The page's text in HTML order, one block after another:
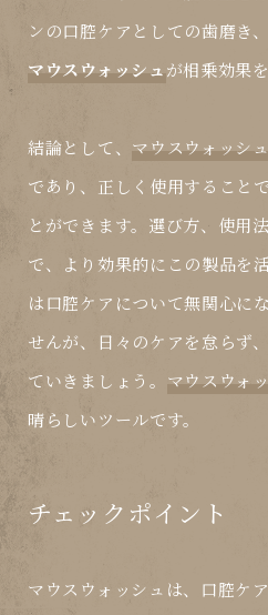
ンの口腔ケアとしての歯磨き
マウスウォッシュが相乗効果
結論として、 マウスウォッシュ
であり、正しく使用すること
とができます。選び方、使用
で、より効果的にこの製品を
は口腔ケアについて無関心に
せんが、日々のケアを怠らず
ていきましょう。 マウスウォ
晴らしいツールです。
チェックポイント
マウスウォッシュは、口腔ケ